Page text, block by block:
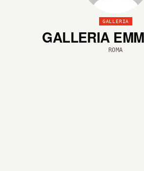
GALLERIA
GALLERIA
ROMA